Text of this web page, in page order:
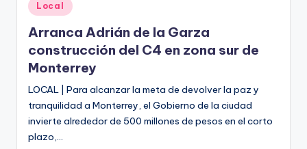
n
t
e
rr
e
y
Publicado
en
Local
Arranca Adrián de la Garza
construcción del C4 en zona sur de
Monterrey
LOCAL | Para alcanzar la meta de devolver la paz y
tranquilidad a Monterrey, el Gobierno de la ciudad
invierte alrededor de 500 millones de pesos en el corto
plazo,…